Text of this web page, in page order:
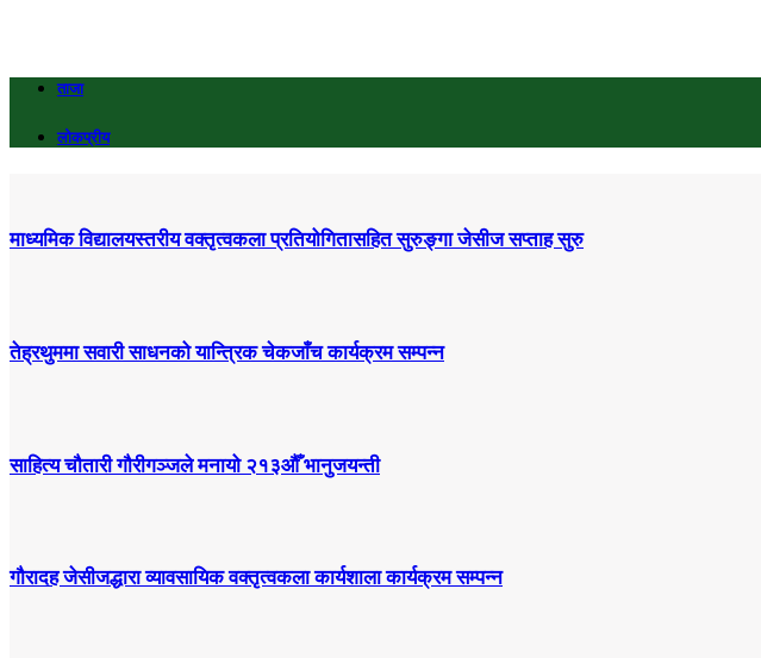
ताजा
लोकप्रीय
माध्यमिक विद्यालयस्तरीय वक्तृत्वकला प्रतियोगितासहित सुरुङ्गा जेसीज सप्ताह सुरु
तेह्रथुममा सवारी साधनको यान्त्रिक चेकजाँच कार्यक्रम सम्पन्न
साहित्य चौतारी गौरीगञ्जले मनायो २१३औँ भानुजयन्ती
गौरादह जेसीजद्धारा व्यावसायिक वक्तृत्वकला कार्यशाला कार्यक्रम सम्पन्न